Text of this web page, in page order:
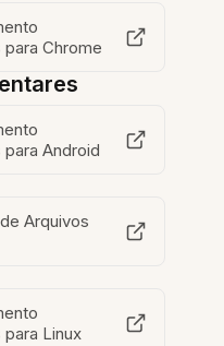
Chrome
Android
Arquivos
Linux